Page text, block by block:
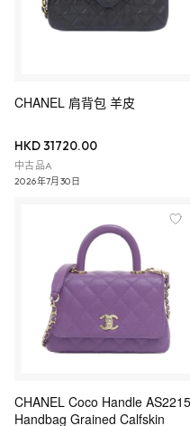
CHANEL 肩背包 羊皮
HKD 31720.00
中古品A
2026年7月30日
CHANEL Coco Handle AS2215
Handbag Grained Calfskin